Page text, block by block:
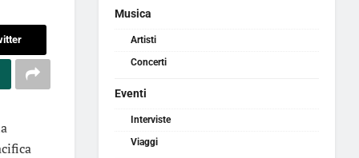
Musica
Artisti
Concerti
Eventi
Interviste
Viaggi